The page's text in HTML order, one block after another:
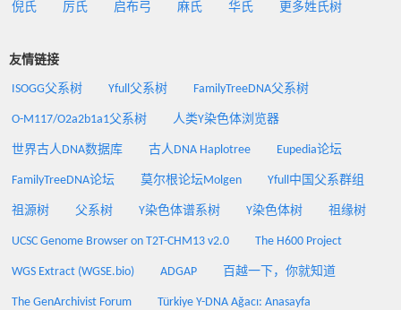
倪氏 厉氏 启布弓 麻氏 华氏 更多姓氏树
友情链接
ISOGG父系树 Yfull父系树 FamilyTreeDNA父系树
O-M117/O2a2b1a1父系树 人类Y染色体浏览器
世界古人DNA数据库 古人DNA Haplotree Eupedia论坛
FamilyTreeDNA论坛 莫尔根论坛Molgen Yfull中国父系群组
祖源树 父系树 Y染色体谱系树 Y染色体树 祖缘树
UCSC Genome Browser on T2T-CHM13 v2.0 The H600 Project
WGS Extract (WGSE.bio) ADGAP 百越一下，你就知道
The GenArchivist Forum Türkiye Y-DNA Ağacı: Anasayfa